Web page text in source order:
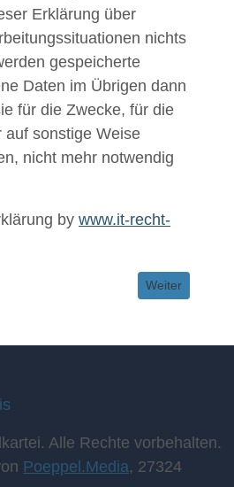
Erklärung über
nichts
gespeicherte
Daten im Übrigen dann
für die Zwecke, für die
auf sonstige Weise
nicht mehr notwendig
by www.it-recht-
Nächster
Weiter
Alle Rechte vorbehalten.
Poeppel.Media, 27324